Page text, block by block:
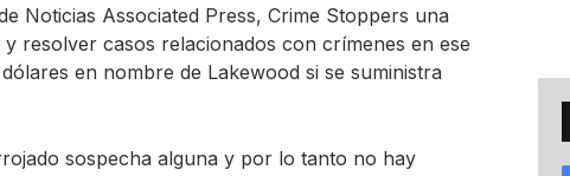
Noticias Associated Press, Crime Stoppers una
resolver casos relacionados con crímenes en ese
en nombre de Lakewood si se suministra
sospecha alguna y por lo tanto no hay